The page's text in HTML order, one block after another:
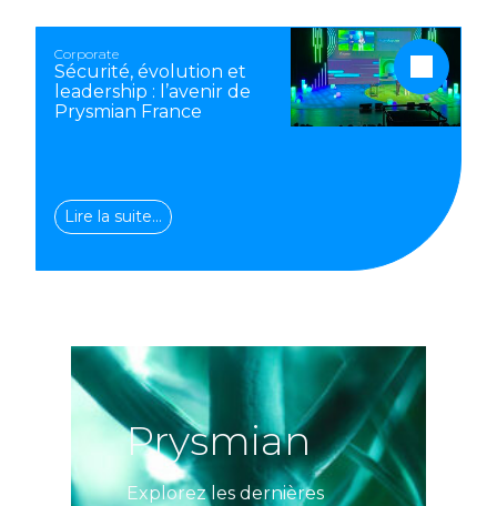
Corporate
Sécurité, évolution et
leadership : l’avenir de
Prysmian France
Lire la suite…
Prysmian
Explorez les dernières